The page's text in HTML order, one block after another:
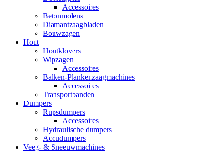
Accessoires
Betonmolens
Diamantzaagbladen
Bouwzagen
Hout
Houtklovers
Wipzagen
Accessoires
Balken-Plankenzaagmachines
Accessoires
Transportbanden
Dumpers
Rupsdumpers
Accessoires
Hydraulische dumpers
Accudumpers
Veeg- & Sneeuwmachines